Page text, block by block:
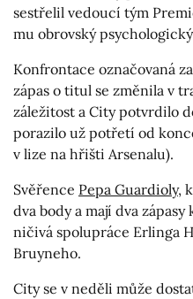
sestřelil vedoucí tým
mu obrovský
Konfrontace označovaná
zápas o titul se změnila v
záležitost a City potvrdilo
porazilo už potřetí od
v lize na hřišti Arsenalu).
Svěřence Pepa Guardioly,
dva body a mají dva
ničivá spolupráce Erlinga
Bruyneho.
City se v neděli může